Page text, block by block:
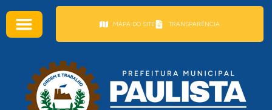
MAPA DO SITE TRANSPARÊNCIA